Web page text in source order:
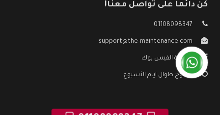
كن دائما على تواصل معنا!
01108098347
support@the-maintenance.com
صفحة الفيس بوك
مفتوح طوال ايام الأسبوع